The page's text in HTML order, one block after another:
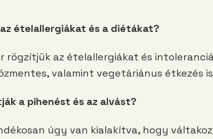
ételallergiákat és a diétákat?
rögzítjük az ételallergiákat és
valamint vegetáriánus étkezés
a pihenést és az alvást?
úgy van kialakítva, hogy